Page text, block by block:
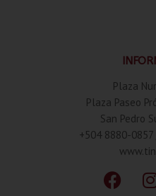
Plaza
Plaza Paseo
San Pedro
+504 8880-